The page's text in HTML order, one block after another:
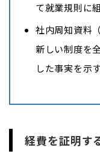
て就業規則に
社内周知資料
新しい制度を
した事実を示
経費を証明す